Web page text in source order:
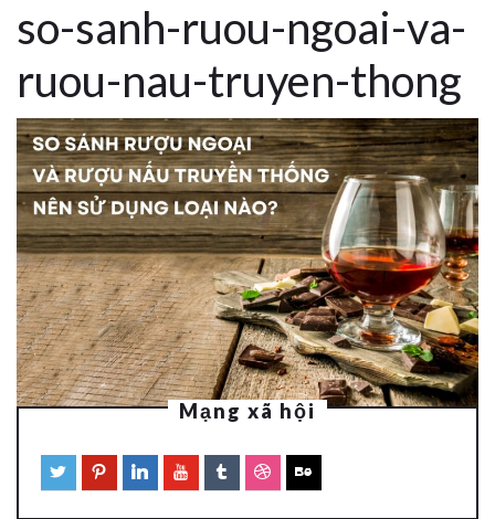
so-sanh-ruou-ngoai-va-
ruou-nau-truyen-thong
Mạng xã hội